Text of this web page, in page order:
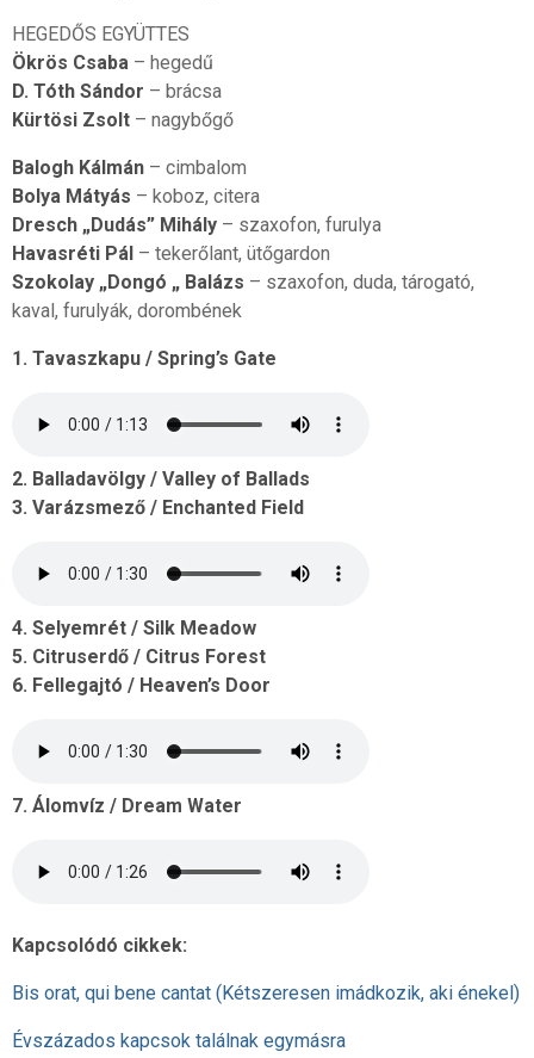
HEGEDŐS EGYÜTTES
Ökrös Csaba– hegedű
D. Tóth Sándor – brácsa
Kürtösi Zsolt– nagybőgő
Balogh Kálmán– cimbalom
Bolya Mátyás – koboz, citera
Dresch „Dudás” Mihály– szaxofon, furulya
Havasréti Pál – tekerőlant, ütőgardon
Szokolay „Dongó „ Balázs – szaxofon, duda, tárogató,
kaval, furulyák, dorombének
1. Tavaszkapu / Spring’s Gate
2. Balladavölgy / Valley of Ballads
3. Varázsmező / Enchanted Field
4. Selyemrét / Silk Meadow
5. Citruserdő / Citrus Forest
6. Fellegajtó / Heaven’s Door
7. Álomvíz / Dream Water
Kapcsolódó cikkek:
Bis orat, qui bene cantat (Kétszeresen imádkozik, aki énekel)
Évszázados kapcsok találnak egymásra